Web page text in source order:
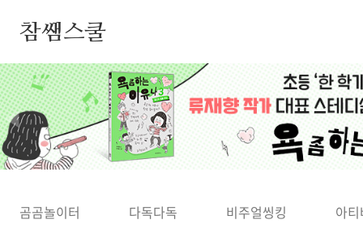
참쌤스쿨
◀
곰곰놀이터 다독다독 비주얼씽킹 아